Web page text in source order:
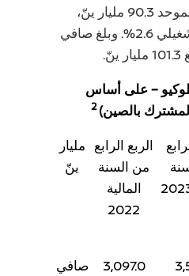
وبلغ الربح التشغيلي الموحد 90.3 مليار ينّ،
وكان هامش الربح التشغيلي 2.6%. وبلغ صافي
– على أساس
بالصين)2
مليار
ينّ
الربع الرابع
من السنة
المالية
2022
صافي
3,097.0